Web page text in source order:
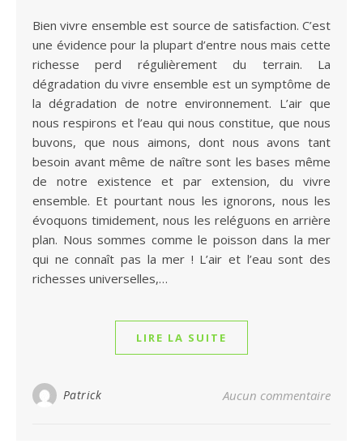
Bien vivre ensemble est source de satisfaction. C’est
une évidence pour la plupart d’entre nous mais cette
richesse perd régulièrement du terrain. La
dégradation du vivre ensemble est un symptôme de
la dégradation de notre environnement. L’air que
nous respirons et l’eau qui nous constitue, que nous
buvons, que nous aimons, dont nous avons tant
besoin avant même de naître sont les bases même
de notre existence et par extension, du vivre
ensemble. Et pourtant nous les ignorons, nous les
évoquons timidement, nous les reléguons en arrière
plan. Nous sommes comme le poisson dans la mer
qui ne connaît pas la mer ! L’air et l’eau sont des
richesses universelles,…
LIRE LA SUITE
Patrick Aucun commentaire